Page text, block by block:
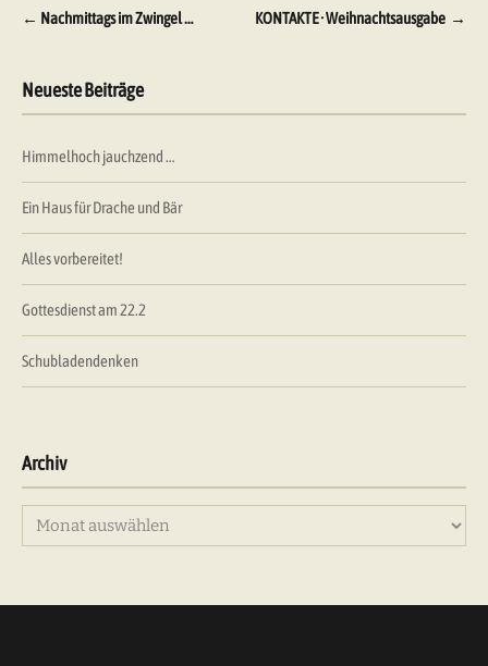
Beitragsnavigation
← Nachmittags im Zwingel … KONTAKTE · Weihnachtsausgabe →
Neueste Beiträge
Himmelhoch jauchzend …
Ein Haus für Drache und Bär
Alles vorbereitet!
Gottesdienst am 22.2
Schubladendenken
Archiv
Archiv